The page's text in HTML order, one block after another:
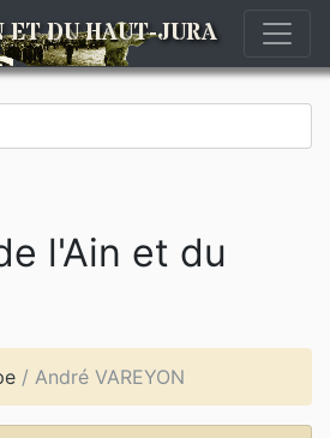
DU HAUT-JURA
l'Ain et du
/ André VAREYON